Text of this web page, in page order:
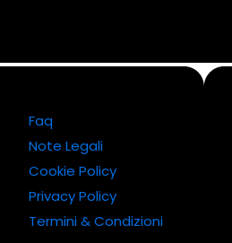
Faq
Note Legali
Cookie Policy
Privacy Policy
Termini & Condizioni